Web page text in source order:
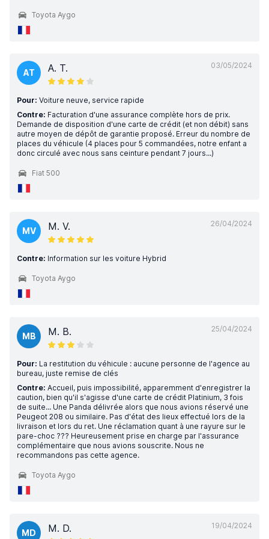
Toyota Aygo
03/05/2024
AT A. T.
Pour: Voiture neuve, service rapide
Contre: Facturation d'une assurance complète hors de prix.
Demande de disposition d'une carte de crédit (et non débit) sans
autre moyen de dépôt de garantie proposé. Erreur du nombre de
places du véhicule (4 places pour 5 commandées, notre enfant a
donc circulé avec nous sans ceinture pendant 7 jours...)
Fiat 500
26/04/2024
MV M. V.
Contre: Information sur les voiture Hybrid
Toyota Aygo
25/04/2024
MB M. B.
Pour: La restitution du véhicule : aucune personne de l'agence au
bureau, juste remise de clés
Contre: Accueil, puis impossibilité, apparemment d'enregistrer la
caution, bien qu'il s'agisse d'une carte de crédit Platinium, 3 fois
de suite... Une Panda délivrée alors que nous avions réservé une
Peugeot 208 ou similaire. Pas d'état des lieux effectué lors de la
livraison et lors du ret. Une réclamation quant à une rayure sur le
pare-choc ??? Heureusement prise en charge par l'assurance
complémentaire que nous avions souscrite. Nous ne
recommandons pas cette agence.
Toyota Aygo
19/04/2024
MD M. D.